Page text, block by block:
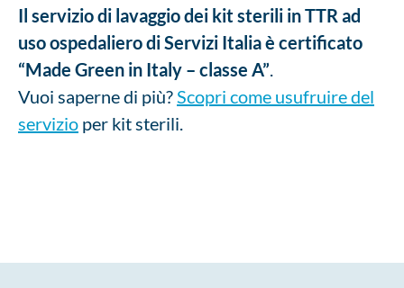
Il servizio di lavaggio dei kit sterili in TTR ad
uso ospedaliero di Servizi Italia è certificato
“Made Green in Italy – classe A”.
Vuoi saperne di più?Scopri come usufruire del
servizio per kit sterili.